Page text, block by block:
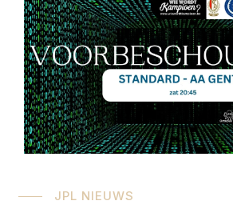
JPL NIEUWS